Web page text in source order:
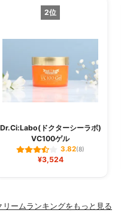
2位
Dr.Ci:Labo(ドクターシーラボ)
VC100ゲル
3.82(8)
¥3,524
ームランキングをもっと見る